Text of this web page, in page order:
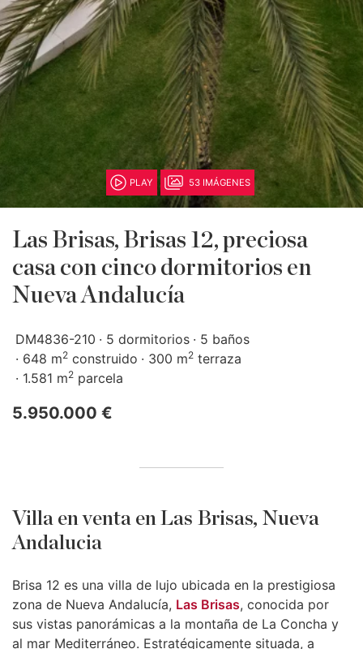
PLAY 53 IMÁGENES
Las Brisas, Brisas 12, preciosa
casa con cinco dormitorios en
Nueva Andalucía
DM4836-210 5 dormitorios
5 baños
648 m2 construido 300 m2 terraza
1.581 m2 parcela
5.950.000 €
Villa en venta en Las Brisas, Nueva
Andalucia
Brisa 12 es una villa de lujo ubicada en la prestigiosa
zona de Nueva Andalucía, Las Brisas, conocida por
sus vistas panorámicas a la montaña de La Concha y
al mar Mediterráneo. Estratégicamente situada, a